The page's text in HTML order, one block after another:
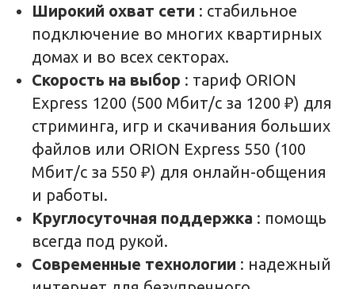
Широкий охват сети : стабильное
подключение во многих квартирных
домах и во всех секторах.
Скорость на выбор : тариф ORION
Express 1200 (500 Мбит/с за 1200 ₽) для
стриминга, игр и скачивания больших
файлов или ORION Express 550 (100
Мбит/с за 550 ₽) для онлайн-общения
и работы.
Круглосуточная поддержка : помощь
всегда под рукой.
Современные технологии : надежный